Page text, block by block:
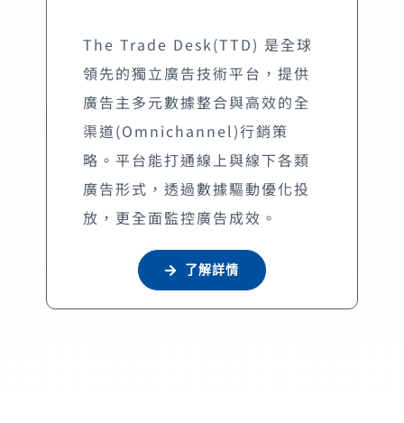
The Trade Desk(TTD) 是全球
領先的獨立廣告技術平台，提供
廣告主多元數據整合與高效的全
渠道(Omnichannel)行銷策
略。平台能打通線上與線下各類
廣告形式，透過數據驅動優化投
放，更全面監控廣告成效。
了解詳情